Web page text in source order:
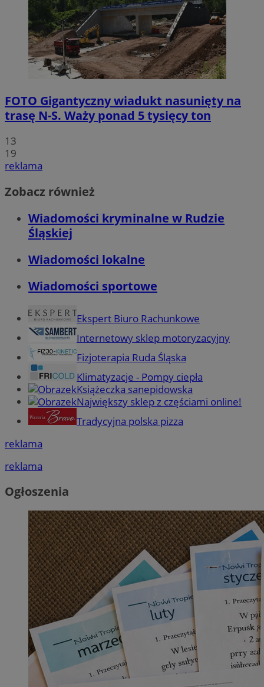
FOTO Gigantyczny wiadukt nasunięty na
trasę N-S. Waży ponad 5 tysięcy ton
13
19
reklama
Zobacz również
Wiadomości kryminalne w Rudzie
Śląskiej
Wiadomości lokalne
Wiadomości sportowe
Ekspert Biuro Rachunkowe
Internetowy sklep motoryzacyjny
Fizjoterapia Ruda Śląska
Klimatyzacje - Pompy ciepła
Książeczka sanepidowska
Największy sklep z częściami online!
Tradycyjna polska pizza
reklama
reklama
Ogłoszenia